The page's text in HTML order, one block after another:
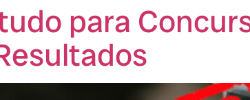
para